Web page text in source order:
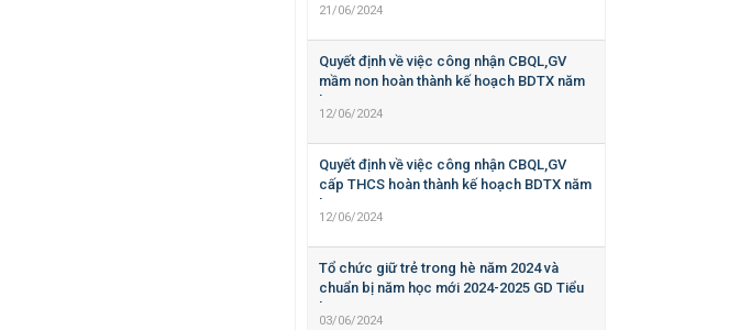
21/06/2024
Quyết định về việc công nhận CBQL,GV
mầm non hoàn thành kế hoạch BDTX năm
học 2023-2024
12/06/2024
Quyết định về việc công nhận CBQL,GV
cấp THCS hoàn thành kế hoạch BDTX năm
học 2023-2024
12/06/2024
Tổ chức giữ trẻ trong hè năm 2024 và
chuẩn bị năm học mới 2024-2025 GD Tiểu
học
03/06/2024